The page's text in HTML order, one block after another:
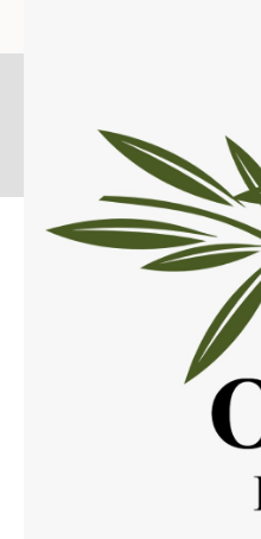
Нажмите на